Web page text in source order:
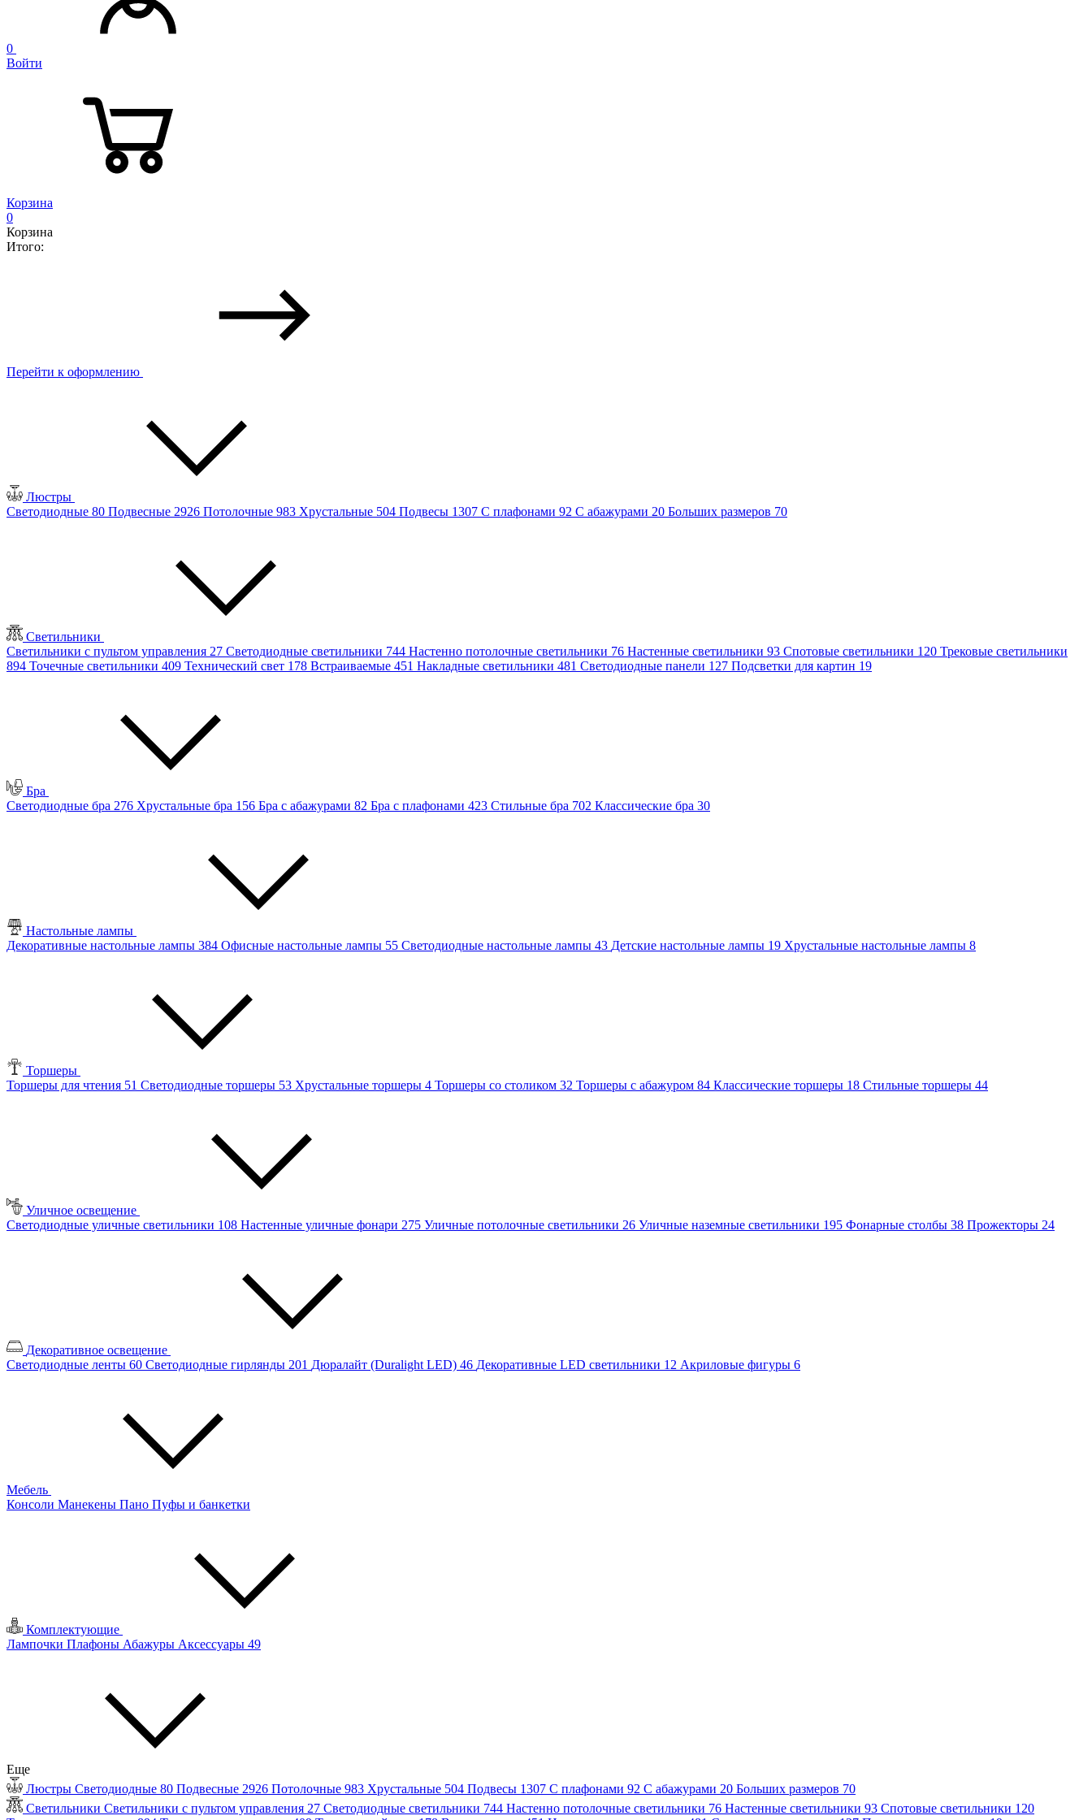
0
Войти
Корзина
0
Корзина
Итого:
Перейти к оформлению
Люстры
Светодиодные 80 Подвесные 2926 Потолочные 983 Хрустальные 504 Подвесы 1307 С плафонами 92 С абажурами 20 Больших размеров 70
Светильники
Светильники с пультом управления 27 Светодиодные светильники 744 Настенно потолочные светильники 76 Настенные светильники 93 Спотовые светильники 120 Трековые светильники
894 Точечные светильники 409 Технический свет 178 Встраиваемые 451 Накладные светильники 481 Светодиодные панели 127 Подсветки для картин 19
Бра
Светодиодные бра 276 Хрустальные бра 156 Бра с абажурами 82 Бра с плафонами 423 Стильные бра 702 Классические бра 30
Настольные лампы
Декоративные настольные лампы 384 Офисные настольные лампы 55 Светодиодные настольные лампы 43 Детские настольные лампы 19 Хрустальные настольные лампы 8
Торшеры
Торшеры для чтения 51 Светодиодные торшеры 53 Хрустальные торшеры 4 Торшеры со столиком 32 Торшеры с абажуром 84 Классические торшеры 18 Стильные торшеры 44
Уличное освещение
Светодиодные уличные светильники 108 Настенные уличные фонари 275 Уличные потолочные светильники 26 Уличные наземные светильники 195 Фонарные столбы 38 Прожекторы 24
Декоративное освещение
Светодиодные ленты 60 Светодиодные гирлянды 201 Дюралайт (Duralight LED) 46 Декоративные LED светильники 12 Акриловые фигуры 6
Мебель
Консоли Манекены Пано Пуфы и банкетки
Комплектующие
Лампочки Плафоны Абажуры Аксессуары 49
Еще
Люстры Светодиодные 80 Подвесные 2926 Потолочные 983 Хрустальные 504 Подвесы 1307 С плафонами 92 С абажурами 20 Больших размеров 70
Светильники Светильники с пультом управления 27 Светодиодные светильники 744 Настенно потолочные светильники 76 Настенные светильники 93 Спотовые светильники 120